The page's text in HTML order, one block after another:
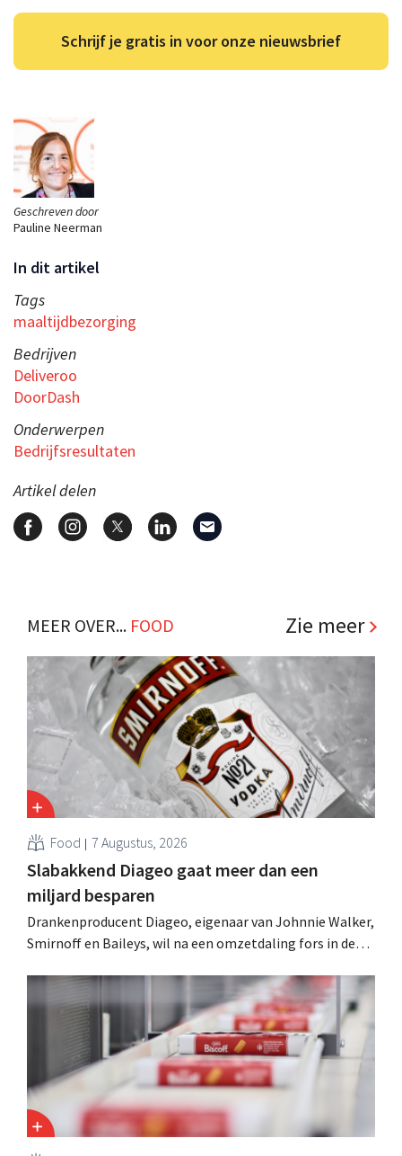
Geschreven door
Pauline Neerman
In dit artikel
Tags
maaltijdbezorging
Bedrijven
Deliveroo
DoorDash
Onderwerpen
Bedrijfsresultaten
Artikel delen
Schrijf je gratis in voor onze nieuwsbrief
MEER OVER... FOOD Zie meer
Food 7 Augustus, 2026
Slabakkend Diageo gaat meer dan een
miljard besparen
Drankenproducent Diageo, eigenaar van Johnnie Walker,
Smirnoff en Baileys, wil na een omzetdaling fors in de
andere Guiness en voorgemixte cocktails.